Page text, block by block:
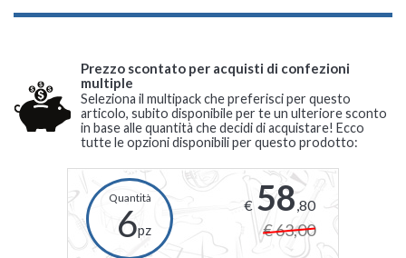
Prezzo scontato per acquisti di confezioni
multiple
Seleziona il multipack che preferisci per questo
articolo, subito disponibile per te un ulteriore sconto
in base alle quantità che decidi di acquistare! Ecco
tutte le opzioni disponibili per questo prodotto:
6pz
€ 58,80
€ 63,00